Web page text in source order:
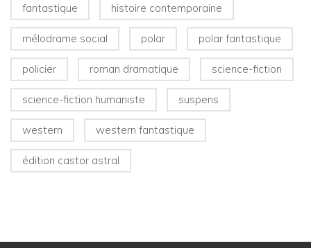
fantastique histoire contemporaine
mélodrame social polar polar fantastique
policier roman dramatique science-fiction
science-fiction humaniste suspens
western western fantastique
édition castor astral